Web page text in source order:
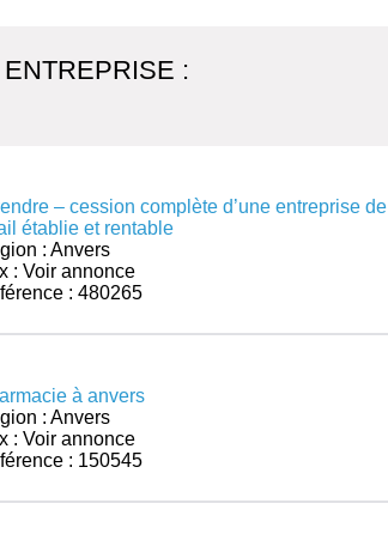
:
– cession complète d’une entreprise de
établie et rentable
: Anvers
: Voir annonce
: 480265
à anvers
: Anvers
: Voir annonce
: 150545